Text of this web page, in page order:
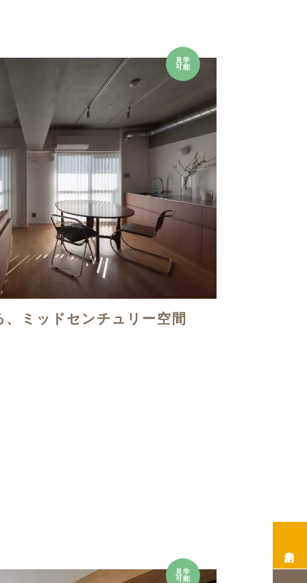
見学
可能
ミッドセンチュリー空間
見学
可能